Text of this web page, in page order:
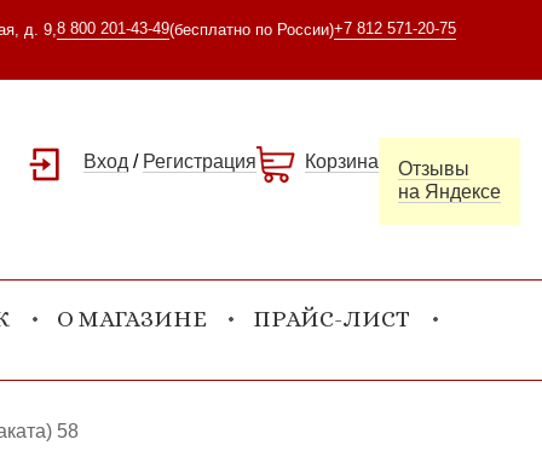
д. 9, 8 800 201-43-49(бесплатно по России)+7 812 571-20-75
Вход / Регистрация Корзина
Отзывы
на Яндексе
О МАГАЗИНЕ ПРАЙС-ЛИСТ
58